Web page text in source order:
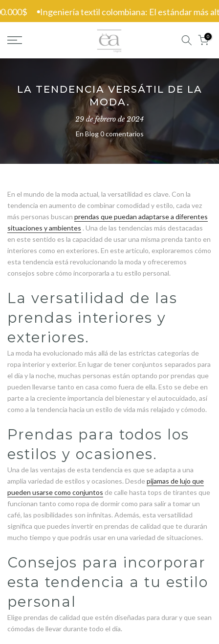
Ir
al
Ingeniería textil colombiana: El estándar más
0
LA TENDENCIA VERSÁTIL DE LA
MODA.
29 de febrero de 2024
En Blog 0 comentarios
En el mundo de la moda actual, la versatilidad es clave. Con la
tendencia en aumento de combinar comodidad y estilo, cada vez
más personas buscan prendas que puedan adaptarse a diferentes
situaciones y ambientes . Una de las tendencias más destacadas
en este sentido es la capacidad de usar una misma prenda tanto en
interiores como en exteriores. En este artículo, exploraremos cómo
esta tendencia está revolucionando la moda y ofreceremos
consejos sobre cómo incorporarla a tu estilo personal.
La versatilidad de las
prendas interiores y
exteriores.
La moda ha evolucionado más allá de las estrictas categorías de
ropa interior y exterior. En lugar de tener conjuntos separados para
el día y la noche, muchas personas están optando por prendas que
pueden llevarse tanto en casa como fuera de ella. Esto se debe en
parte a la creciente importancia del bienestar y el autocuidado, así
como a la tendencia hacia un estilo de vida más relajado y cómodo.
Prendas para todos los
estilos y ocasiones.
Una de las ventajas de esta tendencia es que se adapta a una
amplia variedad de estilos y ocasiones. Desde pijamas de lujo que
pueden usarse como conjuntos de calle hasta tops de tirantes que
funcionan tanto como ropa de dormir como para salir a tomar un
café, las posibilidades son infinitas. Además, esta versatilidad
significa que puedes invertir en prendas de calidad que te durarán
mucho tiempo y que podrás usar en una variedad de situaciones.
Consejos para incorporar
esta tendencia a tu estilo
personal
Elige prendas de calidad que estén diseñadas para durar y que sean
cómodas de llevar durante todo el día.